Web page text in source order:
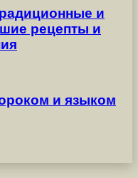
и
рецепты и
и языком